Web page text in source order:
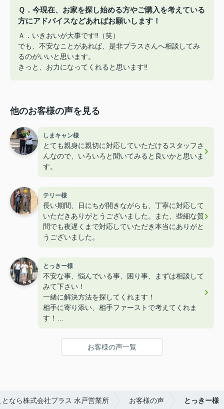
Ｑ．今現在、お家を探し始める方やご購入を考えている
方にアドバイスなどあればお願いします！
Ａ．いきおいが大事です‼（笑）
でも、不安なことがあれば、是非プラスさんへ相談してみ
るのがいいと思います。
きっと、お力になってくれると思います‼
他のお客様の声を見る
しまキャン様
とても親身に親切に対応していただけるスタッフさ
んなので、いろいろと聞いてみると良いかと思いま
す。
テリー様
長い期間、日にちが開きながらも、丁寧に対応して
いただきありがとうございました。また、些細な質
問でも夜遅くまで対応していただき本当にありがと
うございました。
とっきー様
不安な事、悩んでいる事、困り事、まずは相談して
みて下さい！
一緒に解決方法を探してくれます！
相手に寄り添い、相手ファーストで考えてくれま
す！
がおすすめです！
お客様の声一覧
なら株式会社プラス 水戸営業所 お客様の声 とっきー様